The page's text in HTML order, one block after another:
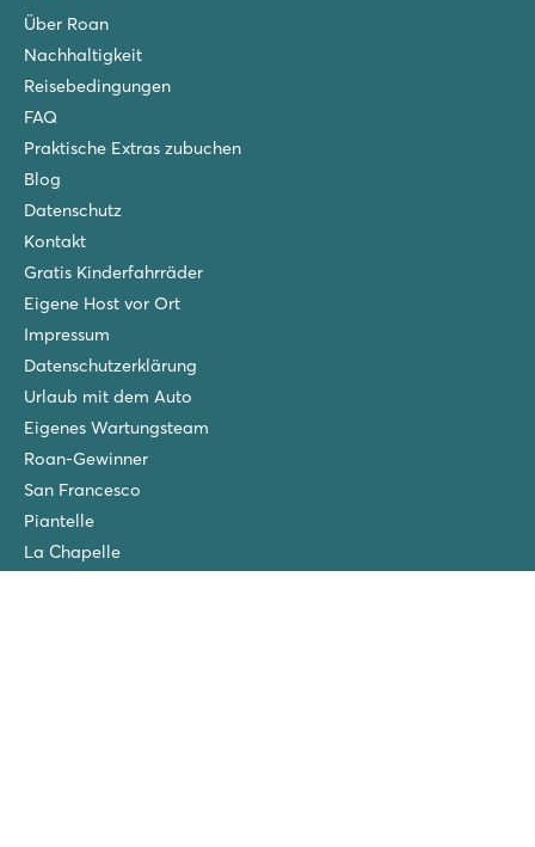
Über Roan
Nachhaltigkeit
Reisebedingungen
FAQ
Praktische Extras zubuchen
Blog
Datenschutz
Kontakt
Gratis Kinderfahrräder
Eigene Host vor Ort
Impressum
Datenschutzerklärung
Urlaub mit dem Auto
Eigenes Wartungsteam
Roan-Gewinner
San Francesco
Piantelle
La Chapelle